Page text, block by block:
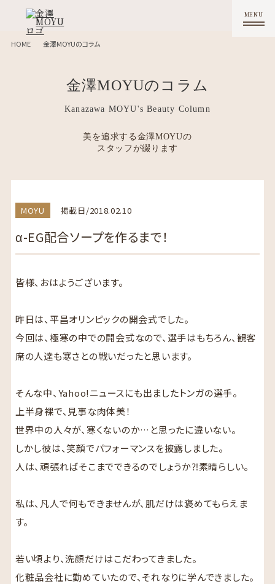
HOME 金澤MOYUのコラム
金澤MOYUのコラム
Kanazawa MOYU's Beauty Column
美を追求する金澤MOYUの
スタッフが綴ります
MOYU 掲載日/2018.02.10
α-EG配合ソープを作るまで！
皆様、おはようございます。
昨日は、平昌オリンピックの開会式でした。
今回は、極寒の中での開会式なので、選手はもちろん、観客
席の人達も寒さとの戦いだったと思います。
そんな中、Yahoo!ニュースにも出ましたトンガの選手。
上半身裸で、見事な肉体美！
世界中の人々が、寒くないのか…と思ったに違いない。
しかし彼は、笑顔でパフォーマンスを披露しました。
人は、頑張ればそこまでできるのでしょうか⁈素晴らしい。
私は、凡人で何もできませんが、肌だけは褒めてもらえま
す。
若い頃より、洗顔だけはこだわってきました。
化粧品会社に勤めていたので、それなりに学んできました。